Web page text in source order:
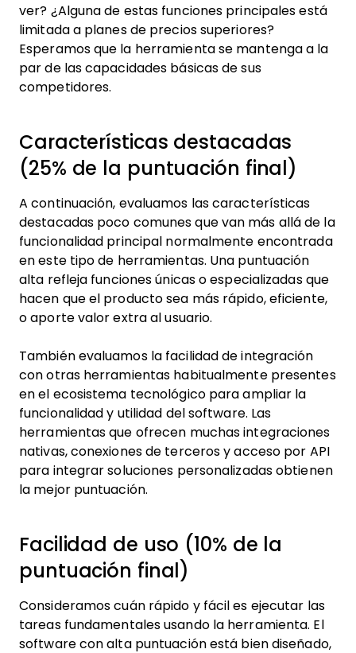
ver? ¿Alguna de estas funciones principales está
limitada a planes de precios superiores?
Esperamos que la herramienta se mantenga a la
par de las capacidades básicas de sus
competidores.
Características destacadas
(25% de la puntuación final)
A continuación, evaluamos las características
destacadas poco comunes que van más allá de la
funcionalidad principal normalmente encontrada
en este tipo de herramientas. Una puntuación
alta refleja funciones únicas o especializadas que
hacen que el producto sea más rápido, eficiente,
o aporte valor extra al usuario.
También evaluamos la facilidad de integración
con otras herramientas habitualmente presentes
en el ecosistema tecnológico para ampliar la
funcionalidad y utilidad del software. Las
herramientas que ofrecen muchas integraciones
nativas, conexiones de terceros y acceso por API
para integrar soluciones personalizadas obtienen
la mejor puntuación.
Facilidad de uso (10% de la
puntuación final)
Consideramos cuán rápido y fácil es ejecutar las
tareas fundamentales usando la herramienta. El
software con alta puntuación está bien diseñado,